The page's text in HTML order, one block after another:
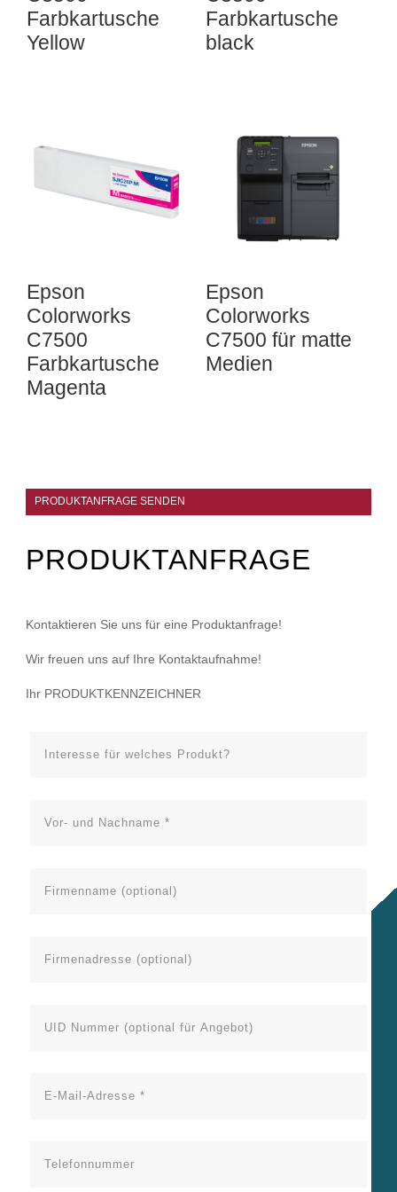
Farbkartusche
Yellow
Farbkartusche
black
Epson
Colorworks
C7500
Farbkartusche
Magenta
Epson
Colorworks
C7500 für matte
Medien
PRODUKTANFRAGE SENDEN
PRODUKTANFRAGE
Kontaktieren Sie uns für eine Produktanfrage!
Wir freuen uns auf Ihre Kontaktaufnahme!
Ihr PRODUKTKENNZEICHNER